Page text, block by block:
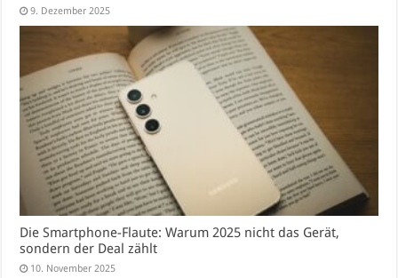
9. Dezember 2025
Die Smartphone-Flaute: Warum 2025 nicht das Gerät,
sondern der Deal zählt
10. November 2025